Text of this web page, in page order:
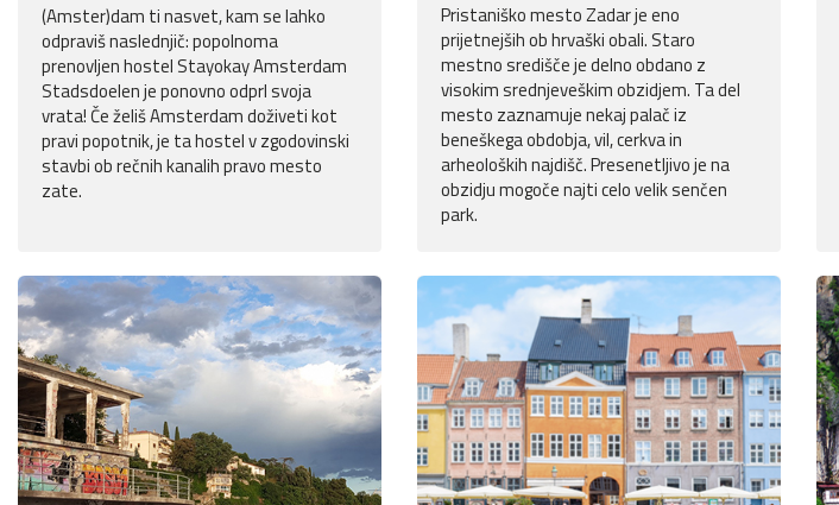
(Amster)dam ti nasvet, kam se lahko
odpraviš naslednjič: popolnoma
prenovljen hostel Stayokay Amsterdam
Stadsdoelen je ponovno odprl svoja
vrata! Če želiš Amsterdam doživeti kot
pravi popotnik, je ta hostel v zgodovinski
stavbi ob rečnih kanalih pravo mesto
zate.
Pristaniško mesto Zadar je eno
prijetnejših ob hrvaški obali. Staro
mestno središče je delno obdano z
visokim srednjeveškim obzidjem. Ta del
mesto zaznamuje nekaj palač iz
beneškega obdobja, vil, cerkva in
arheoloških najdišč. Presenetljivo je na
obzidju mogoče najti celo velik senčen
park.